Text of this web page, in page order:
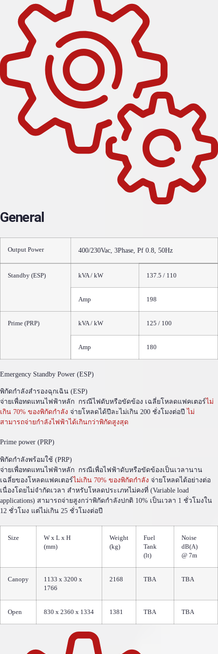
General
Output Power 400/230Vac, 3Phase, Pf 0.8, 50Hz
Standby (ESP) kVA / kW 137.5 / 110
Amp 198
Prime (PRP) kVA / kW 125 / 100
Amp 180
Emergency Standby Power (ESP)
พิกัดกำลังสำรองฉุกเฉิน (ESP)
จ่ายเพื่อทดแทนไฟฟ้าหลัก กรณีไฟดับหรือขัดข้อง เฉลี่ยโหลดแฟคเตอร์ไม่
เกิน 70% ของพิกัดกำลัง จ่ายโหลดได้ปีละไม่เกิน 200 ชั่งโมงต่อปี ไม่
สามารถจ่ายกำลังไฟฟ้าได้เกินกว่าพิกัดสูงสุด
Prime power (PRP)
พิกัดกำลังพร้อมใช้ (PRP)
จ่ายเพื่อทดแทนไฟฟ้าหลัก กรณีเพื่อไฟฟ้าดับหรือขัดข้องเป็นเวลานาน
เฉลี่ยของโหลดแฟคเตอร์ไม่เกิน 70% ของพิกัดกำลัง จ่ายโหลดได้อย่างต่อ
เนื่องโดยไม่จำกัดเวลา สำหรับโหลดประเภทไม่คงที่ (Variable load
applications) สามารถจ่ายสูงกว่าพิกัดกำลังปกติ 10% เป็นเวลา 1 ชั่วโมงใน
12 ชั่วโมง แต่ไม่เกิน 25 ชั่วโมงต่อปี
Size
W x L x H
(mm)
Weight
(kg)
Fuel
Tank
(lt)
Noise
dB(A)
@ 7m
Canopy
1133 x 3200 x
1766
2168 TBA TBA
Open 830 x 2360 x 1334 1381 TBA TBA